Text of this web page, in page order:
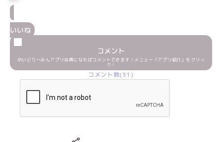
いいね
コメント
めいどりーみんアプリ会員になればコメントできます！メニュー「アプリ紹介」をクリッ
ク！
コメント数(31)